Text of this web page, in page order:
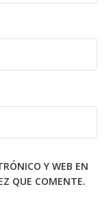
Y WEB EN
QUE COMENTE.